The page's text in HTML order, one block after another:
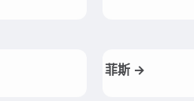
菲斯 →